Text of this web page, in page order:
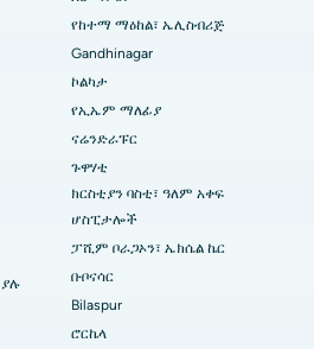
ምርጥ ሆስፒታል
ኔሎር
ያለው ምርጥ ሆስፒታል
ሆስፒታል
የካንሰር ሆስፒታል
ያሉ
የከተማ ማዕከል፣ ኤሊስብሪጅ
Gandhinagar
ኮልካታ
የኢኤም ማለፊያ
ናሬንድራፑር
ጉዋሃቲ
ክርስቲያን ባስቲ፣ ዓለም አቀፍ
ሆስፒታሎች
ፓሺም ቦራጋኦን፣ ኤክሴል ኬር
ቡቦናሳር
Bilaspur
ሮርኬላ